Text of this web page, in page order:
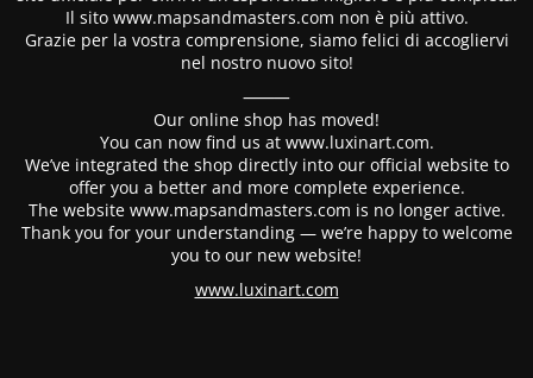
Il sito www.mapsandmasters.com non è più attivo.
Grazie per la vostra comprensione, siamo felici di accogliervi
nel nostro nuovo sito!
⸻
Our online shop has moved!
You can now find us at www.luxinart.com.
We’ve integrated the shop directly into our official website to
offer you a better and more complete experience.
The website www.mapsandmasters.com is no longer active.
Thank you for your understanding — we’re happy to welcome
you to our new website!
www.luxinart.com